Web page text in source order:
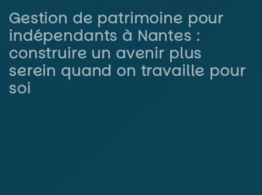
Gestion de patrimoine pour
indépendants à Nantes :
construire un avenir plus
serein quand on travaille pour
soi